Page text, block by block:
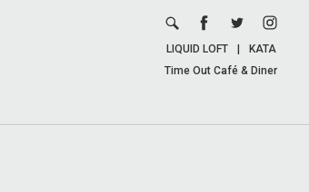
LIQUID LOFT
KATA
Time Out Café & Diner